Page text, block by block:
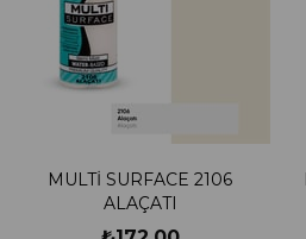
MULTİ SURFACE 2106
ALAÇATI